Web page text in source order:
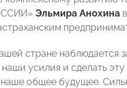
Эльмира Анохина
стране наблюдается
усилия и сделать
общее будущее.